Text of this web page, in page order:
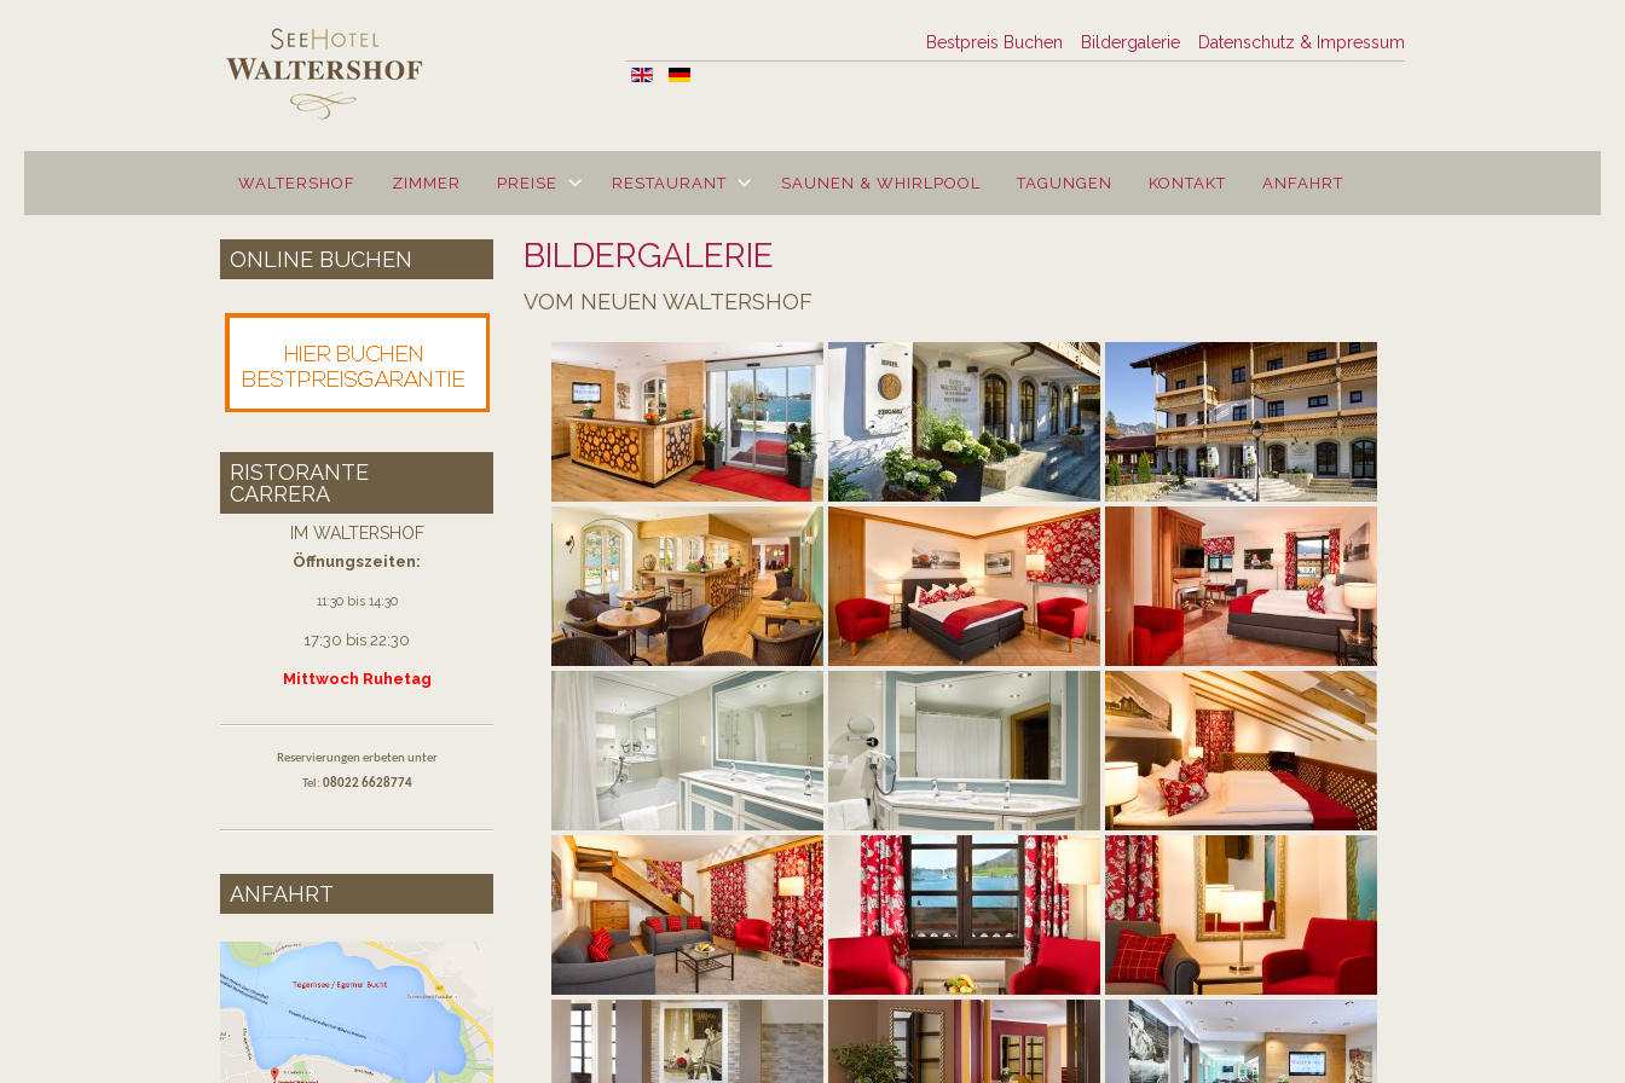
Bestpreis Buchen Bildergalerie Datenschutz & Impressum
WALTERSHOF ZIMMER PREISE RESTAURANT SAUNEN & WHIRLPOOL TAGUNGEN KONTAKT ANFAHRT
ONLINE BUCHEN
RISTORANTE
CARRERA
IM WALTERSHOF
Öffnungszeiten:
11:30 bis 14:30
17:30 bis 22:30
Mittwoch Ruhetag
Reservierungen erbeten unter
Tel: 08022 6628774
ANFAHRT
BILDERGALERIE
VOM NEUEN WALTERSHOF